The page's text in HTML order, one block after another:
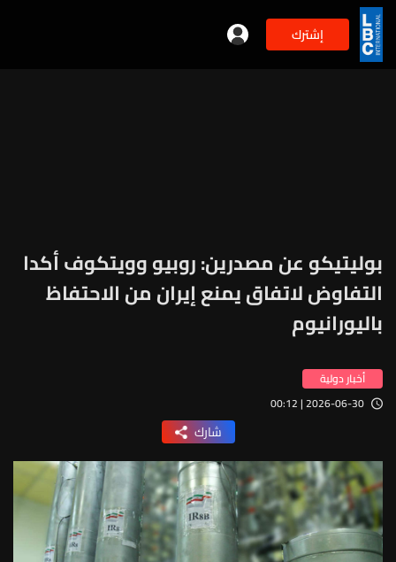
إشترك
بوليتيكو عن مصدرين: روبيو وويتكوف أكدا
التفاوض لاتفاق يمنع إيران من الاحتفاظ
باليورانيوم
أخبار دولية
2026-06-30 | 00:12
شارك